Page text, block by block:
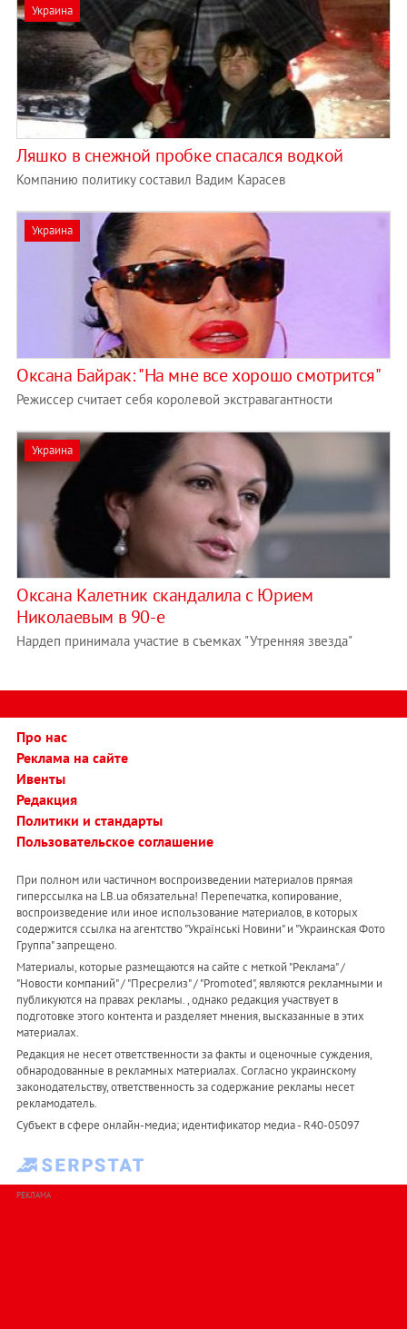
Украина
Ляшко в снежной пробке cпасался водкой
Компанию политику составил Вадим Карасев
Украина
Оксана Байрак: "На мне все хорошо смотрится"
Режиссер считает себя королевой экстравагантности
Украина
Оксана Калетник скандалила с Юрием
Николаевым в 90-е
Нардеп принимала участие в съемках "Утренняя звезда"
Про нас
Реклама на сайте
Ивенты
Редакция
Политики и стандарты
Пользовательское соглашение
При полном или частичном воспроизведении материалов прямая
гиперссылка на LB.ua обязательна! Перепечатка, копирование,
воспроизведение или иное использование материалов, в которых
содержится ссылка на агентство "Українськi Новини" и "Украинская Фото
Группа" запрещено.
Материалы, которые размещаются на сайте с меткой "Реклама" /
"Новости компаний" / "Пресрелиз" / "Promoted", являются рекламными и
публикуются на правах рекламы. , однако редакция участвует в
подготовке этого контента и разделяет мнения, высказанные в этих
материалах.
Редакция не несет ответственности за факты и оценочные суждения,
обнародованные в рекламных материалах. Согласно украинскому
законодательству, ответственность за содержание рекламы несет
рекламодатель.
Субъект в сфере онлайн-медиа; идентификатор медиа - R40-05097
РЕКЛАМА